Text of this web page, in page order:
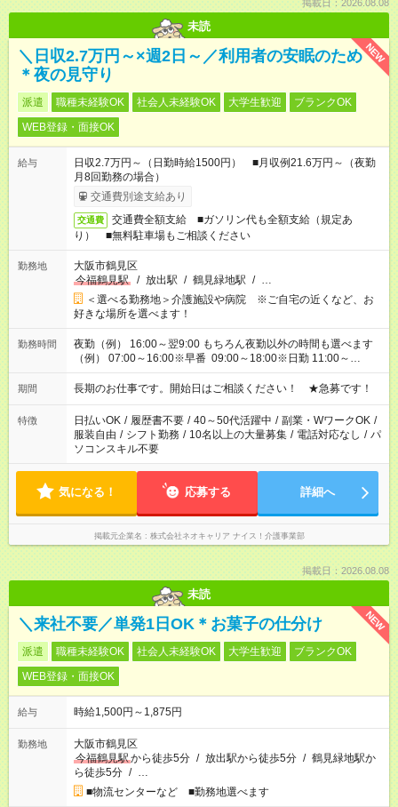
掲載日：2026.08.08
未読
NEW
＼日収2.7万円～×週2日～／利用者の安眠のため
＊夜の見守り
派遣 職種未経験OK 社会人未経験OK 大学生歓迎
ブランクOK
WEB登録・面接OK
給与
日収2.7万円～（日勤時給1500円） ■月収例21.6万円～（夜勤
月8回勤務の場合）
交通費別途支給あり
交通費
交通費全額支給 ■ガソリン代も全額支給（規定あ
り） ■無料駐車場もご相談ください
勤務地
大阪市鶴見区
今福鶴見駅
/ 放出駅 / 鶴見緑地駅 / …
＜選べる勤務地＞介護施設や病院 ※ご自宅の近くなど、お
好きな場所を選べます！
勤務時間
夜勤（例） 16:00～翌9:00 もちろん夜勤以外の時間も選べます
（例） 07:00～16:00※早番 09:00～18:00※日勤 11:00～
20:00※遅番 ※時間は、固定・選べる施設もあるので、ご希望が
あれば調整できます！ ※シフト制。勤務地により実働時間が異
ください。
期間 長期のお仕事です。開始日はご相談ください！ ★急募です！
特徴 日払いOK / 履歴書不要 / 40～50代活躍中 / 副業・WワークOK /
服装自由 / シフト勤務 / 10名以上の大量募集 / 電話対応なし / パ
ソコンスキル不要
気になる！ 応募する 詳細へ
掲載元企業名 株式会社ネオキャリア ナイス！介護事業部
掲載日：2026.08.08
未読
NEW
＼来社不要／単発1日OK＊お菓子の仕分け
派遣 職種未経験OK 社会人未経験OK 大学生歓迎
ブランクOK
WEB登録・面接OK
給与 時給1,500円～1,875円
勤務地
大阪市鶴見区
今福鶴見駅から徒歩5分 / 放出駅から徒歩5分 / 鶴見緑地駅か
ら徒歩5分 / …
■物流センターなど ■勤務地選べます